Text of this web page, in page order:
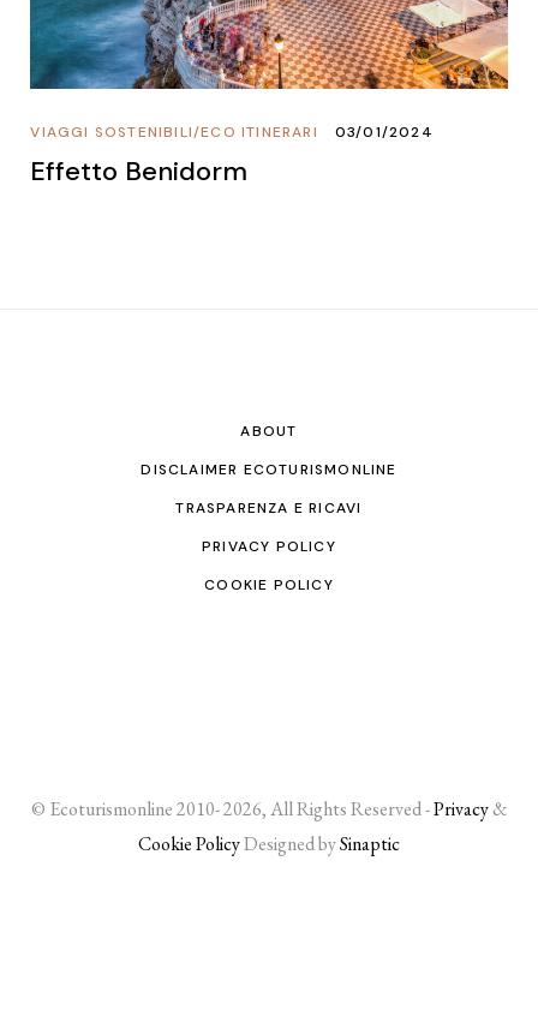
ECO ITINERARI
/
VIAGGI SOSTENIBILI 03/01/2024
Effetto Benidorm
ABOUT
DISCLAIMER ECOTURISMONLINE
TRASPARENZA E RICAVI
PRIVACY POLICY
COOKIE POLICY
© Ecoturismonline 2010- 2026, All Rights Reserved -Privacy&
Cookie PolicyDesigned bySinaptic